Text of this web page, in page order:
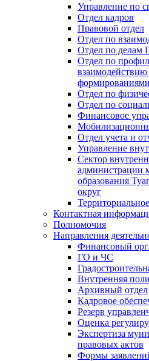
Управление по
Отдел кадров
Правовой отдел
Отдел по
Отдел по делам
Отдел по
формированиями
Отдел по
Отдел по
Финансовое
Отдел учета и
Управление
Сектор
администрации
образования
округ
Контактная
Полномочия
Направления
Финансовый
ГО и ЧС
Внутренняя
Архивный отдел
Кадровое
Резерв
Оценка
Экспертиза
правовых актов
Формы